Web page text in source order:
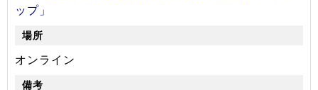
ップ」
オンライン